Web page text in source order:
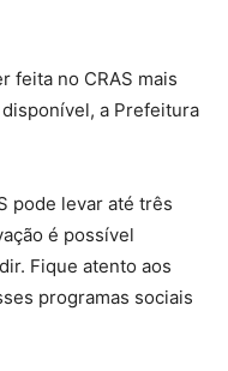
feita no CRAS mais
a Prefeitura
pode levar até três
é possível
Fique atento aos
programas sociais